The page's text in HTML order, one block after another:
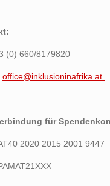
(0) 660/8179820
office@inklusioninafrika.at
für
2020 2015 2001 9447